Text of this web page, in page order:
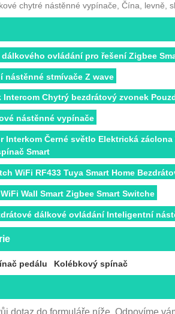
chytré nástěnné vypínače, Čína, levně,
ovládání pro řešení Zigbee
nástěnné stmívače Z wave
Chytrý bezdrátový zvonek
nástěnné vypínače
Interkom Černé světlo Elektrická
Smart
WiFi RF433 Tuya Smart Home
Wall Smart Zigbee Smart Switche
dálkové ovládání Inteligentní
pedálu Kolébkový spínač
dotaz do formuláře níže. Odpovíme